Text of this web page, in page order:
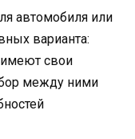
автомобиля или
варианта:
имеют свои
между ними